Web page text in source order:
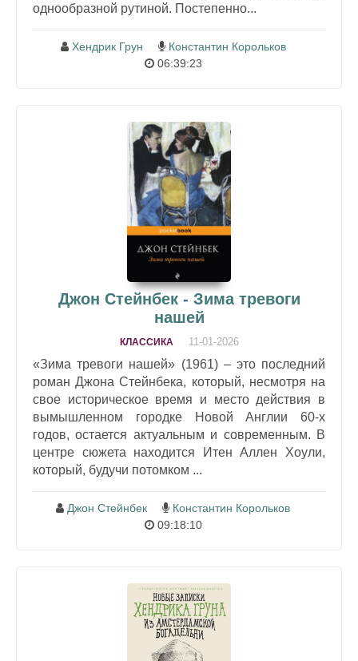
однообразной рутиной. Постепенно...
Хендрик Грун
Константин Корольков
06:39:23
Джон Стейнбек - Зима тревоги
нашей
КЛАССИКА 11-01-2026
«Зима тревоги нашей» (1961) – это последний
роман Джона Стейнбека, который, несмотря на
свое историческое время и место действия в
вымышленном городке Новой Англии 60-х
годов, остается актуальным и современным. В
центре сюжета находится Итен Аллен Хоули,
который, будучи потомком ...
Джон Стейнбек
Константин Корольков
09:18:10